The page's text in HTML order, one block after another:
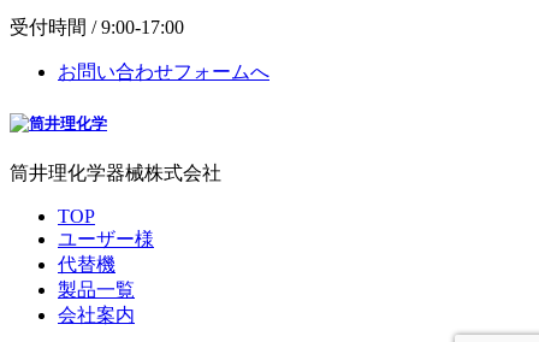
受付時間 / 9:00-17:00
お問い合わせフォームへ
筒井理化学器械株式会社
TOP
ユーザー様
代替機
製品一覧
会社案内